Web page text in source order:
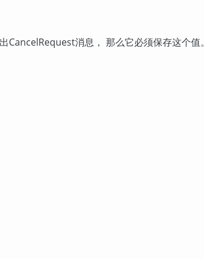
消息， 那么它必须保存这个值。